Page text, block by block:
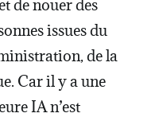
de nouer des
issues du
de la
Car il y a une
IA n’est